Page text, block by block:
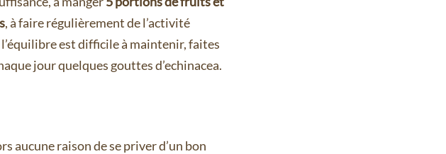
, à faire régulièrement de l’activité
est difficile à maintenir, faites
jour quelques gouttes d’echinacea.
aucune raison de se priver d’un bon